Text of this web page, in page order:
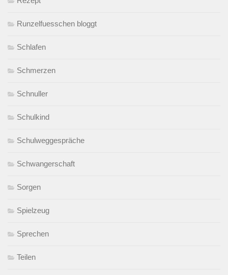
Runzelfuesschen bloggt
Schlafen
Schmerzen
Schnuller
Schulkind
Schulweggespräche
Schwangerschaft
Sorgen
Spielzeug
Sprechen
Teilen